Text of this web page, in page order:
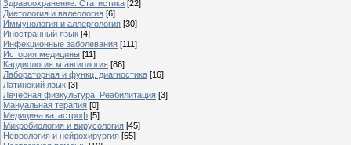
Здравоохранение. Статистика [22]
Диетология и валеология [6]
Иммунология и аллергология [30]
Иностранный язык [4]
Инфекционные заболевания [111]
История медицины [11]
Кардиология м ангиология [86]
Лабораторная и функц. диагностика [16]
Латинский язык [3]
Лечебная физкультура. Реабилитация [3]
Мануальная терапия [0]
Медицина катастроф [5]
Микробиология и вирусология [45]
Неврология и нейрохирургия [55]